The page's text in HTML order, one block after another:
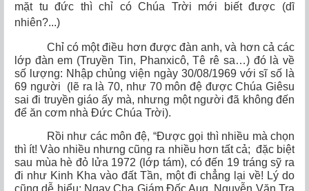
mặt tu đức thì chỉ có Chúa Trời mới biết được (dĩ
nhiên?...)
Chỉ có một điều hơn được đàn anh, và hơn cả các
lớp đàn em (Truyền Tin, Phanxicô, Tê rê sa…) đó là về
số lượng: Nhập chủng viện ngày 30/08/1969 với sĩ số là
69 người (lẽ ra là 70, như 70 môn đệ được Chúa Giêsu
sai đi truyền giáo ấy mà, nhưng một người đã không đến
để ăn cơm nhà Đức Chúa Trời).
Rồi như các môn đệ, “Được gọi thì nhiều mà chọn
thì ít! Vào nhiều nhưng cũng ra nhiều hơn tất cả; đặc biệt
sau mùa hè đỏ lửa 1972 (lớp tám), có đến 19 tráng sỹ ra
đi như Kinh Kha vào đất Tần, một đi chẳng lại về! Lý do